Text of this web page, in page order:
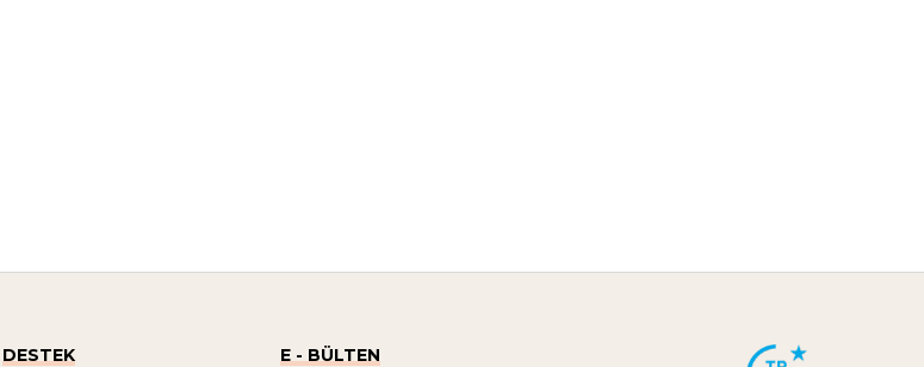
DESTEK E - BÜLTEN